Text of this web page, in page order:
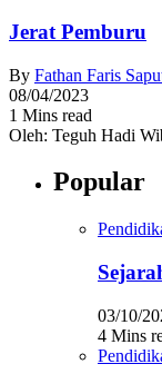
Jerat Pemburu
By Fathan Faris
08/04/2023
1 Mins read
Oleh: Teguh Hadi
Popular
03/10/
4 Mins